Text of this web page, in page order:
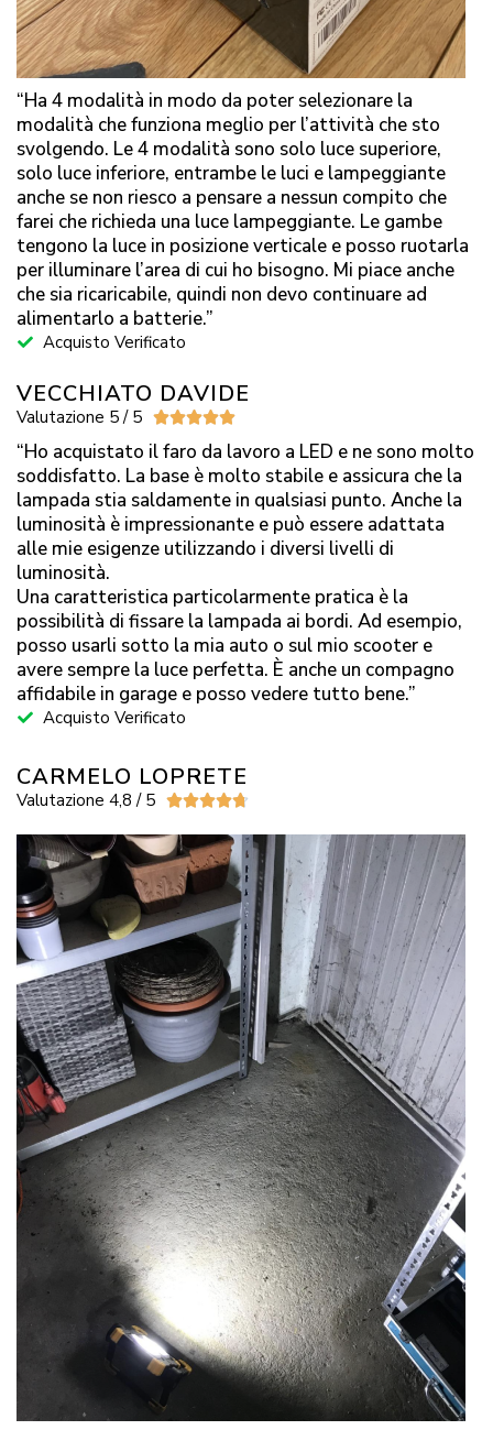
“Ha 4 modalità in modo da poter selezionare la
modalità che funziona meglio per l’attività che sto
svolgendo. Le 4 modalità sono solo luce superiore,
solo luce inferiore, entrambe le luci e lampeggiante
anche se non riesco a pensare a nessun compito che
farei che richieda una luce lampeggiante. Le gambe
tengono la luce in posizione verticale e posso ruotarla
per illuminare l’area di cui ho bisogno. Mi piace anche
che sia ricaricabile, quindi non devo continuare ad
alimentarlo a batterie.”
Acquisto Verificato
VECCHIATO DAVIDE
Valutazione 5 / 5 
“Ho acquistato il faro da lavoro a LED e ne sono molto
soddisfatto. La base è molto stabile e assicura che la
lampada stia saldamente in qualsiasi punto. Anche la
luminosità è impressionante e può essere adattata
alle mie esigenze utilizzando i diversi livelli di
luminosità.
Una caratteristica particolarmente pratica è la
possibilità di fissare la lampada ai bordi. Ad esempio,
posso usarli sotto la mia auto o sul mio scooter e
avere sempre la luce perfetta. È anche un compagno
affidabile in garage e posso vedere tutto bene.”
Acquisto Verificato
CARMELO LOPRETE
Valutazione 4,8 / 5 